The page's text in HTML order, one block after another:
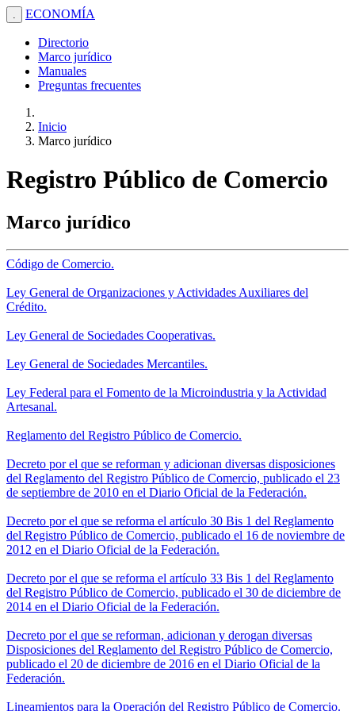
. ECONOMÍA
Directorio
Marco jurídico
Manuales
Preguntas frecuentes
Inicio
Marco jurídico
Registro Público de Comercio
Marco jurídico
Código de Comercio.
Ley General de Organizaciones y Actividades Auxiliares del
Crédito.
Ley General de Sociedades Cooperativas.
Ley General de Sociedades Mercantiles.
Ley Federal para el Fomento de la Microindustria y la Actividad
Artesanal.
Reglamento del Registro Público de Comercio.
Decreto por el que se reforman y adicionan diversas disposiciones
del Reglamento del Registro Público de Comercio, publicado el 23
de septiembre de 2010 en el Diario Oficial de la Federación.
Decreto por el que se reforma el artículo 30 Bis 1 del Reglamento
del Registro Público de Comercio, publicado el 16 de noviembre de
2012 en el Diario Oficial de la Federación.
Decreto por el que se reforma el artículo 33 Bis 1 del Reglamento
del Registro Público de Comercio, publicado el 30 de diciembre de
2014 en el Diario Oficial de la Federación.
Decreto por el que se reforman, adicionan y derogan diversas
Disposiciones del Reglamento del Registro Público de Comercio,
publicado el 20 de diciembre de 2016 en el Diario Oficial de la
Federación.
Lineamientos para la Operación del Registro Público de Comercio.